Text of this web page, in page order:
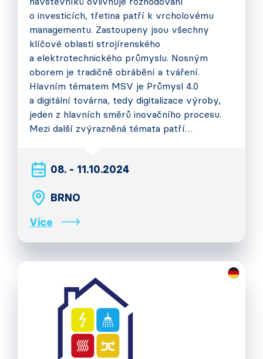
o investicích, třetina patří k vrcholovému
managementu. Zastoupeny jsou všechny
klíčové oblasti strojírenského
a elektrotechnického průmyslu. Nosným
oborem je tradičně obrábění a tváření.
Hlavním tématem MSV je Průmysl 4.0
a digitální továrna, tedy digitalizace výroby,
jeden z hlavních směrů inovačního procesu.
Mezi další zvýrazněná témata patří…
08. - 11.10.2024
BRNO
Více